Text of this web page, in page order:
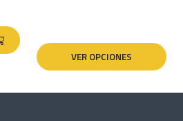
VER OPCIONES